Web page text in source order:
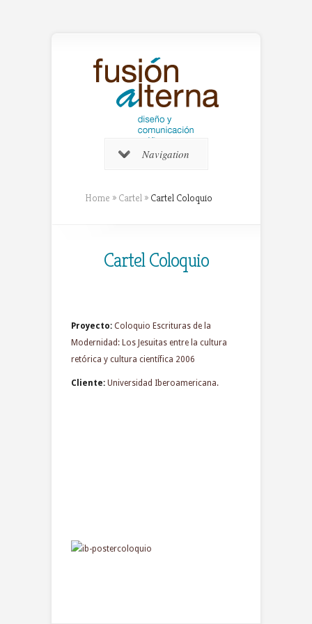
Navigation
Home » Cartel » Cartel Coloquio
Cartel Coloquio
Proyecto: Coloquio Escrituras de la
Modernidad: Los Jesuitas entre la cultura
retórica y cultura científica 2006
Cliente: Universidad Iberoamericana.